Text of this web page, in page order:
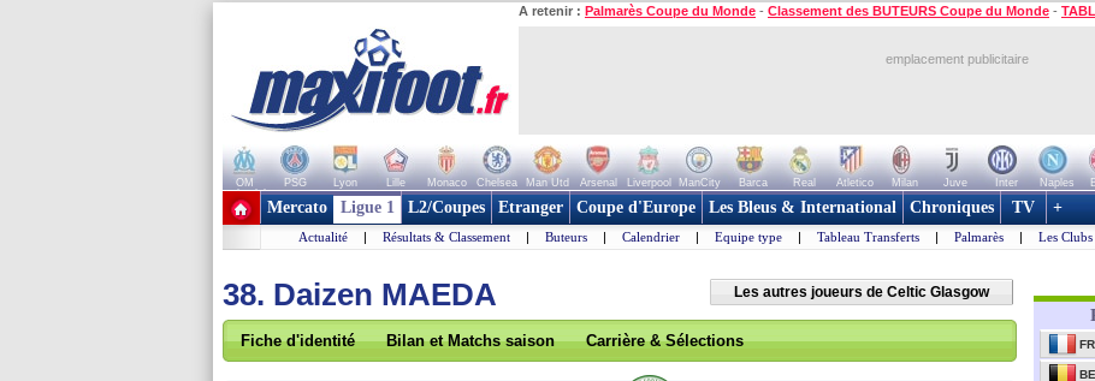
A retenir : Palmarès Coupe du Monde - Classement des BUTEURS Coupe du Monde -
emplacement publicitaire
OM PSG Lyon Lille Monaco Chelsea Man Utd Arsenal Liverpool ManCity Barca Real Atletico Milan Juve Inter Naples
+ de clubs
Mercato Ligue 1 L2/Coupes Etranger Coupe d'Europe Les Bleus & International Chroniques TV +
Actualité | Résultats & Classement | Buteurs | Calendrier | Equipe type | Tableau Transferts | Palmarès | Les Clubs
38. Daizen MAEDA Les autres joueurs de Celtic Glasgow
Fiche d'identité Bilan et Matchs saison Carrière & Sélections